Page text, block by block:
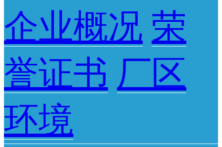
企业概况 荣
誉证书 厂区
环境